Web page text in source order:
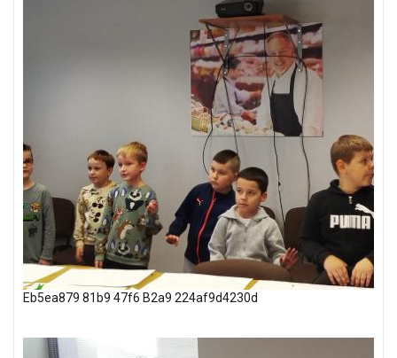
Eb5ea879 81b9 47f6 B2a9 224af9d4230d